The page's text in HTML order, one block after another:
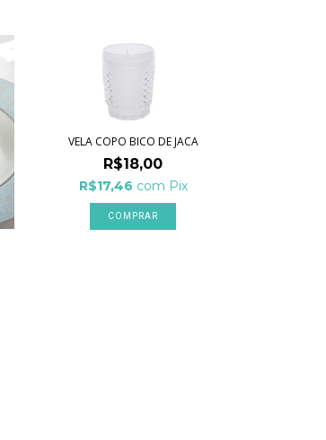
VELA COPO BICO DE JACA
R$18,00
R$17,46 com Pix
COMPRAR